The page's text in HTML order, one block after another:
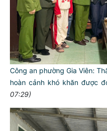
Công an phường Gia Viên:
hoàn cảnh khó khăn được
07:29)